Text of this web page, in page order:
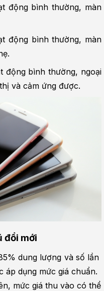
động bình thường, màn
động bình thường, màn
động bình thường, ngoại
và cảm ứng được.
đổi mới
dung lượng và số lần
áp dụng mức giá chuẩn.
mức giá thu vào có thể